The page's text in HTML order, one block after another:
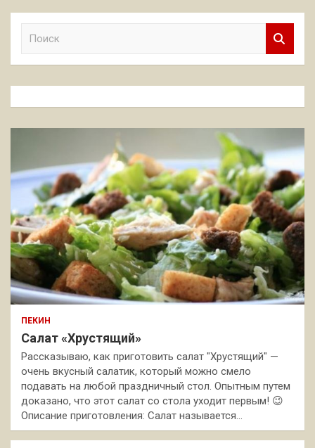
к
ПЕКИН
Салат «Хрустящий»
Рассказываю, как приготовить салат "Хрустящий" —
очень вкусный салатик, который можно смело
подавать на любой праздничный стол. Опытным путем
доказано, что этот салат со стола уходит первым! 😉
Описание приготовления: Салат называется…